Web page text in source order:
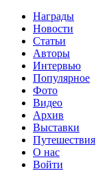
Награды
Новости
Статьи
Авторы
Интервью
Популярное
Фото
Видео
Архив
Выставки
Путешествия
О нас
Войти